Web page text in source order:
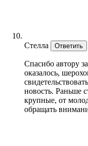
Стелла Ответить
Спасибо автору
оказалось,
новость. Раньше
крупные, от
обращать